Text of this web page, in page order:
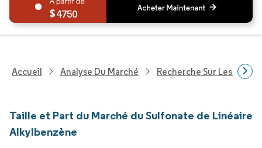
4750
Accueil Analyse Du Marché Recherche Sur Les
Taille et Part du Marché du Sulfonate de Linéaire
Alkylbenzène